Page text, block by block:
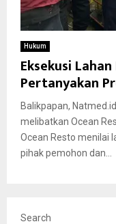
Hukum
Eksekusi
Pertanyakan
Balikpapan,
melibatkan Ocean
Ocean Resto menilai
pihak pemohon dan...
Search